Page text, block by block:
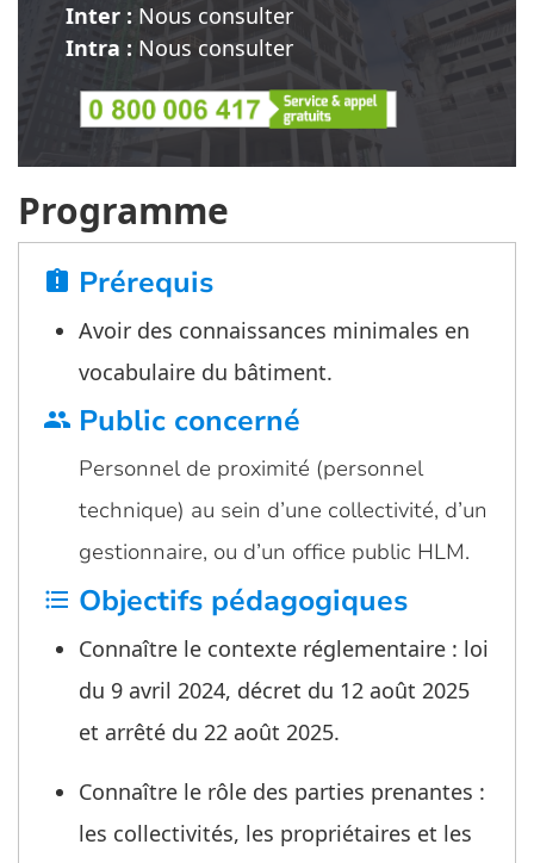
Inter : Nous consulter
Intra : Nous consulter
Programme
assignment_late Prérequis
Avoir des connaissances minimales en
vocabulaire du bâtiment.
group Public concerné
Personnel de proximité (personnel
technique) au sein d’une collectivité, d’un
gestionnaire, ou d’un office public HLM.
format_list_bulleted Objectifs pédagogiques
Connaître le contexte réglementaire : loi
du 9 avril 2024, décret du 12 août 2025
et arrêté du 22 août 2025.
Connaître le rôle des parties prenantes :
les collectivités, les propriétaires et les